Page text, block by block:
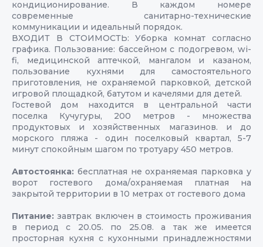
кондиционирование. В каждом номере
современные санитарно-технические
коммуникации и идеальный порядок.
ВХОДИТ В СТОИМОСТЬ: Уборка комнат согласно
графика. Пользование: бассейном с подогревом, wi-
fi, медицинской аптечкой, мангалом и казаном,
пользование кухнями для самостоятельного
приготовления, не охраняемой парковкой, детской
игровой площадкой, батутом и качелями для детей.
Гостевой дом находится в центральной части
поселка Кучугуры, 200 метров - множества
продуктовых и хозяйственных магазинов. и до
морского пляжа - один поселковый квартал, 5-7
минут спокойным шагом по тротуару 450 метров.
Автостоянка: бесплатная не охраняемая парковка у
ворот гостевого дома/охраняемая платная на
закрытой территории в 10 метрах от гостевого дома
Питание:завтрак включен в стоимость проживания
в период с 20.05. по 25.08. а так же имеется
просторная кухня с кухонными принадлежностями